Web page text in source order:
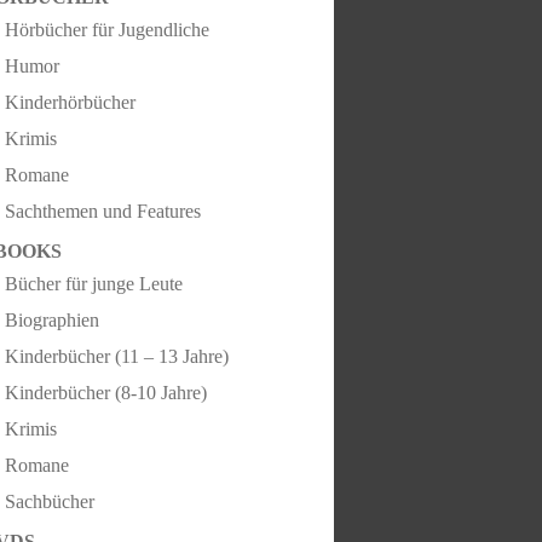
Hörbücher für Jugendliche
Humor
Kinderhörbücher
Krimis
Romane
Sachthemen und Features
Bücher für junge Leute
Biographien
Kinderbücher (11 – 13 Jahre)
Kinderbücher (8-10 Jahre)
Krimis
Romane
Sachbücher